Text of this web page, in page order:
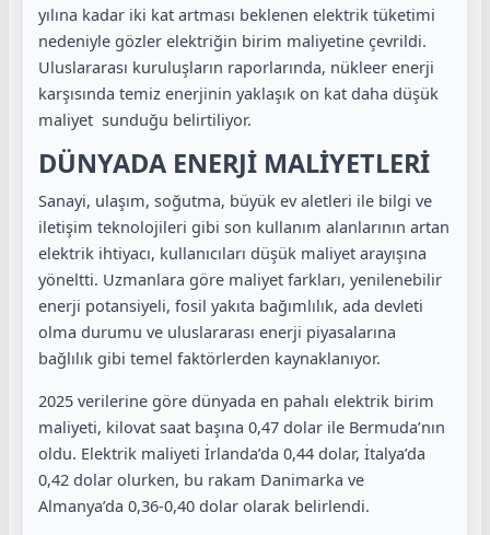
yılına kadar iki kat artması beklenen elektrik tüketimi
nedeniyle gözler elektriğin birim maliyetine çevrildi.
Uluslararası kuruluşların raporlarında, nükleer enerji
karşısında temiz enerjinin yaklaşık on kat daha düşük
maliyet sunduğu belirtiliyor.
DÜNYADA ENERJİ MALİYETLERİ
Sanayi, ulaşım, soğutma, büyük ev aletleri ile bilgi ve
iletişim teknolojileri gibi son kullanım alanlarının artan
elektrik ihtiyacı, kullanıcıları düşük maliyet arayışına
yöneltti. Uzmanlara göre maliyet farkları, yenilenebilir
enerji potansiyeli, fosil yakıta bağımlılık, ada devleti
olma durumu ve uluslararası enerji piyasalarına
bağlılık gibi temel faktörlerden kaynaklanıyor.
2025 verilerine göre dünyada en pahalı elektrik birim
maliyeti, kilovat saat başına 0,47 dolar ile Bermuda’nın
oldu. Elektrik maliyeti İrlanda’da 0,44 dolar, İtalya’da
0,42 dolar olurken, bu rakam Danimarka ve
Almanya’da 0,36-0,40 dolar olarak belirlendi.